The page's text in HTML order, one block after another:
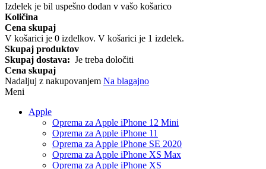
Izdelek je bil uspešno dodan v vašo košarico
Količina
Cena skupaj
V košarici je 0 izdelkov. V košarici je 1 izdelek.
Skupaj produktov
Skupaj dostava: Je treba določiti
Cena skupaj
Nadaljuj z nakupovanjem Na blagajno
Meni
Apple
Oprema za Apple iPhone 12 Mini
Oprema za Apple iPhone 11
Oprema za Apple iPhone SE 2020
Oprema za Apple iPhone XS Max
Oprema za Apple iPhone XS